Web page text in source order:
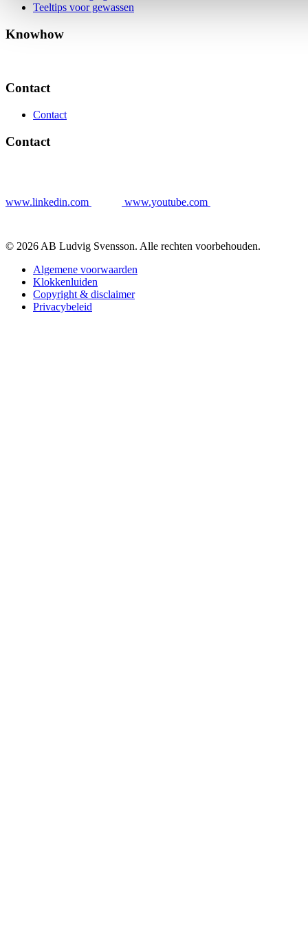
Teeltips voor gewassen
Knowhow
Contact
Contact
Contact
www.linkedin.com www.youtube.com
© 2026 AB Ludvig Svensson. Alle rechten voorbehouden.
Algemene voorwaarden
Klokkenluiden
Copyright & disclaimer
Privacybeleid